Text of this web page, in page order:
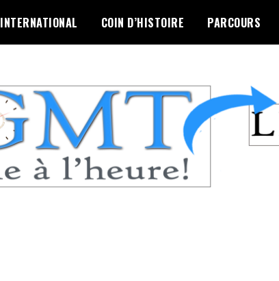
INTERNATIONAL COIN D’HISTOIRE PARCOURS